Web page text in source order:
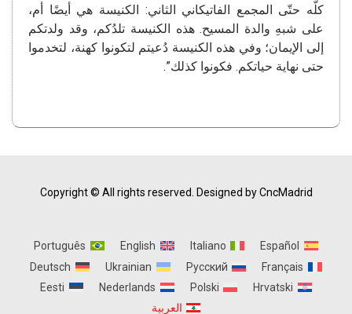
كلّه حتّى المجمع الفاتيكاني الثاني: الكنيسة هي أيضًا أم،
على شبهِ والدة المسيح. هذه الكنيسة تلدُكم، وقد ولدتكم
إلى الإيمان؛ وفي هذه الكنيسة دُعيتم لتكونوا كهنة، لتخدموا
حتى نهاية حياتكم. فكونوا كذلك”.
Copyright © All rights reserved. Designed by CncMadrid
Español
Italiano
English
Português
Français
Русский
Ukrainian
Deutsch
Hrvatski
Polski
Nederlands
Eesti
العربية